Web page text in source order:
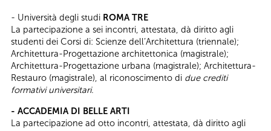
- Università degli studi ROMA TRE
La partecipazione a sei incontri, attestata, dà diritto agli
studenti dei Corsi di: Scienze dell’Architettura (triennale);
Architettura-Progettazione architettonica (magistrale);
Architettura-Progettazione urbana (magistrale); Architettura-
Restauro (magistrale), al riconoscimento di due crediti
formativi universitari.
- ACCADEMIA DI BELLE ARTI
La partecipazione ad otto incontri, attestata, dà diritto agli